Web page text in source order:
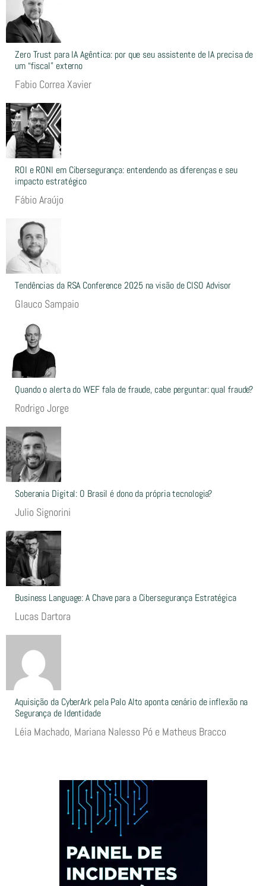
Zero Trust para IA Agêntica: por que seu assistente de IA precisa de
um “fiscal” externo
Fabio Correa Xavier
ROI e RONI em Cibersegurança: entendendo as diferenças e seu
impacto estratégico
Fábio Araújo
Tendências da RSA Conference 2025 na visão de CISO Advisor
Glauco Sampaio
Quando o alerta do WEF fala de fraude, cabe perguntar: qual fraude?
Rodrigo Jorge
Soberania Digital: O Brasil é dono da própria tecnologia?
Julio Signorini
Business Language: A Chave para a Cibersegurança Estratégica
Lucas Dartora
Aquisição da CyberArk pela Palo Alto aponta cenário de inflexão na
Segurança de Identidade
Léia Machado, Mariana Nalesso Pó e Matheus Bracco